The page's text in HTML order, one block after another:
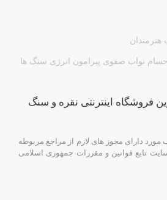
نواب صفوی پیرامون انرژی سنگ ها
فروشگاه اینترنتی نقره و سنگ
دارای مجوز های لازم از مراجع مربوطه
تابع قوانین و مقررات جمهوری اسلامی